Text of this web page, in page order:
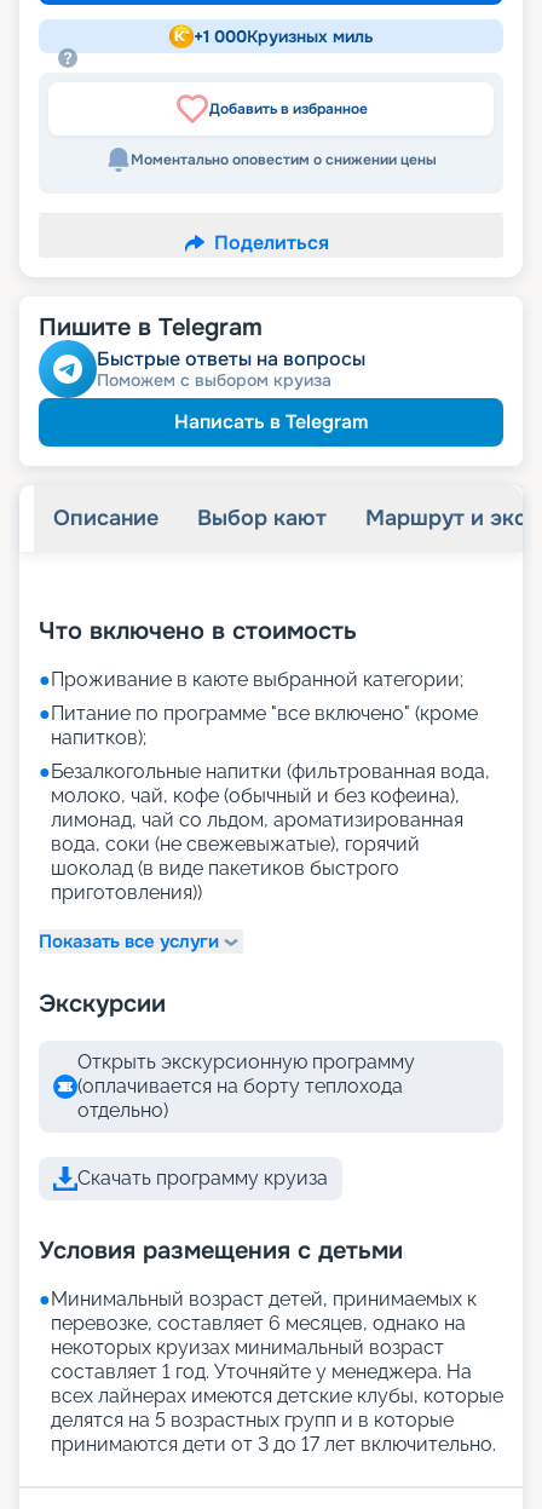
+1 000Круизных миль
Добавить в избранное
Моментально оповестим о снижении цены
Поделиться
Пишите в Telegram
Быстрые ответы на вопросы
Поможем с выбором круиза
Написать в Telegram
Описание Выбор кают Маршрут и
Что включено в стоимость
●Проживание в каюте выбранной категории;
●Питание по программе "все включено" (кроме
напитков);
●Безалкогольные напитки (фильтрованная вода,
молоко, чай, кофе (обычный и без кофеина),
лимонад, чай со льдом, ароматизированная
вода, соки (не свежевыжатые), горячий
шоколад (в виде пакетиков быстрого
приготовления))
Показать все услуги
Экскурсии
Открыть экскурсионную программу
(оплачивается на борту теплохода
отдельно)
Скачать программу круиза
Условия размещения с детьми
●Минимальный возраст детей, принимаемых к
перевозке, составляет 6 месяцев, однако на
некоторых круизах минимальный возраст
составляет 1 год. Уточняйте у менеджера. На
всех лайнерах имеются детские клубы, которые
делятся на 5 возрастных групп и в которые
принимаются дети от 3 до 17 лет включительно.